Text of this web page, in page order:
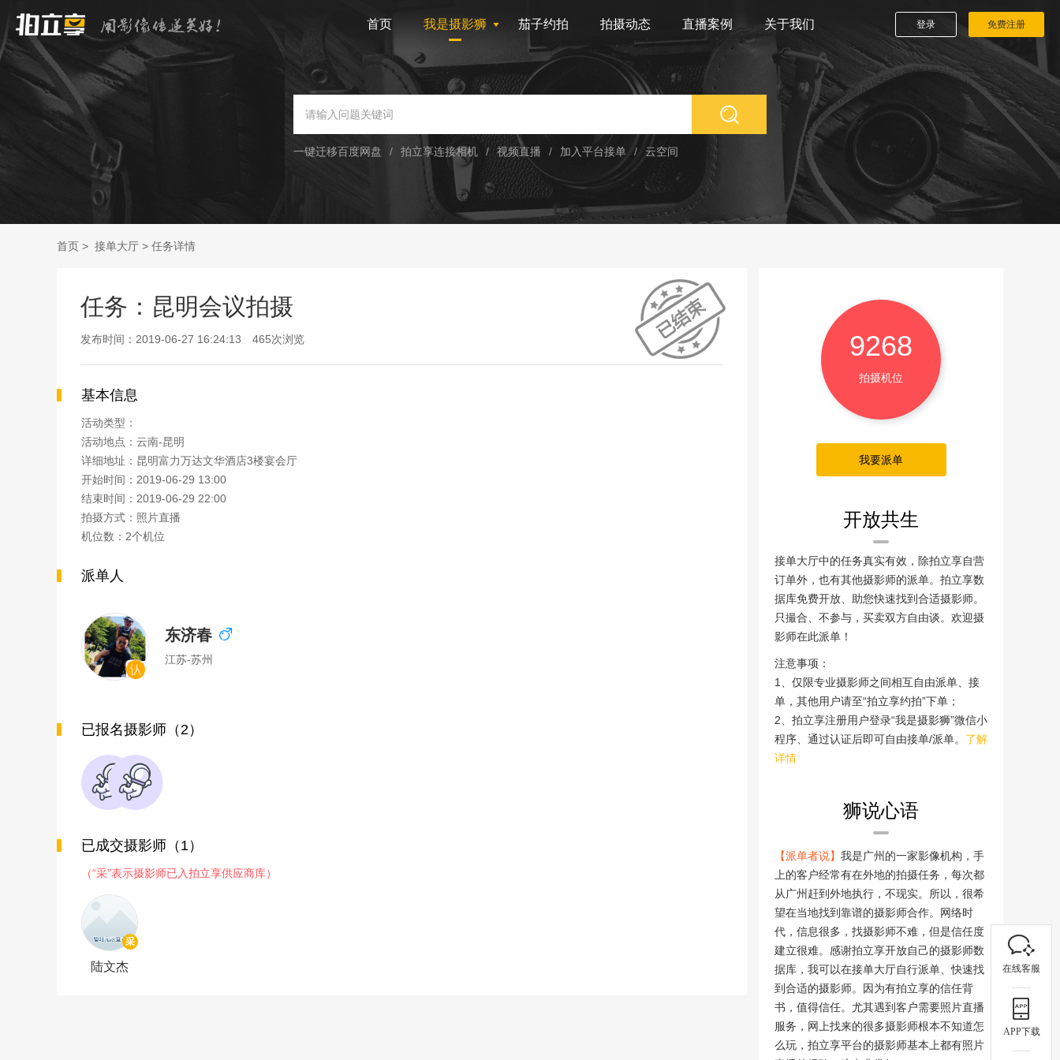
首页 我是摄影狮 茄子约拍 拍摄动态 直播案例 关于我们 登录 免费注册
一键迁移百度网盘 / 拍立享连接相机 / 视频直播 / 加入平台接单 / 云空间
首页 > 接单大厅 > 任务详情
任务：昆明会议拍摄
发布时间： 2019-06-27 16:24:13 465次浏览
基本信息
活动类型：
活动地点：云南-昆明
详细地址：昆明富力万达文华酒店3楼宴会厅
开始时间：2019-06-29 13:00
结束时间：2019-06-29 22:00
拍摄方式：照片直播
机位数：2个机位
派单人
东济春
江苏-苏州
已报名摄影师（2）
已成交摄影师（1）
（“采”表示摄影师已入拍立享供应商库）
陆文杰
采
9268
拍摄机位
我要派单
开放共生
接单大厅中的任务真实有效，除拍立享自营
订单外，也有其他摄影师的派单。拍立享数
据库免费开放、助您快速找到合适摄影师。
只撮合、不参与，买卖双方自由谈。欢迎摄
影师在此派单！
注意事项：
1、仅限专业摄影师之间相互自由派单、接
单，其他用户请至“拍立享约拍”下单；
2、拍立享注册用户登录“我是摄影狮”微信小
程序、通过认证后即可自由接单/派单。 了解
详情
狮说心语
【派单者说】 我是广州的一家影像机构，手
上的客户经常有在外地的拍摄任务，每次都
从广州赶到外地执行，不现实。所以，很希
望在当地找到靠谱的摄影师合作。网络时
代，信息很多，找摄影师不难，但是信任度
建立很难。感谢拍立享开放自己的摄影师数
据库，我可以在接单大厅自行派单、快速找
到合适的摄影师。因为有拍立享的信任背
书，值得信任。尤其遇到客户需要照片直播
服务，网上找来的很多摄影师根本不知道怎
么玩，拍立享平台的摄影师基本上都有照片
在线客服
APP下载